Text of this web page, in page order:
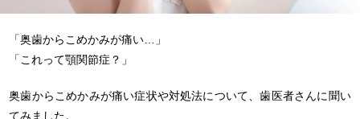
「奥歯からこめかみが痛い…」
「これって顎関節症？」
奥歯からこめかみが痛い症状や対処法について、歯医者さんに聞い
てみました。